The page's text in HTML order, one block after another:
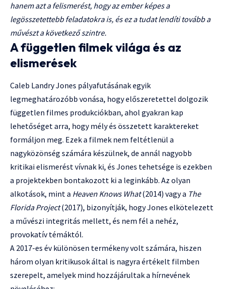
hanem azt a felismerést, hogy az ember képes a
legösszetettebb feladatokra is, és ez a tudat lendíti tovább a
művészt a következő szintre.
A független filmek világa és az
elismerések
Caleb Landry Jones pályafutásának egyik
legmeghatározóbb vonása, hogy előszeretettel dolgozik
független filmes produkciókban, ahol gyakran kap
lehetőséget arra, hogy mély és összetett karaktereket
formáljon meg. Ezek a filmek nem feltétlenül a
nagyközönség számára készülnek, de annál nagyobb
kritikai elismerést vívnak ki, és Jones tehetsége is ezekben
a projektekben bontakozott ki a leginkább. Az olyan
alkotások, mint a Heaven Knows What(2014) vagy a The
Florida Project(2017), bizonyítják, hogy Jones elkötelezett
a művészi integritás mellett, és nem fél a nehéz,
provokatív témáktól.
A 2017-es év különösen termékeny volt számára, hiszen
három olyan kritikusok által is nagyra értékelt filmben
szerepelt, amelyek mind hozzájárultak a hírnevének